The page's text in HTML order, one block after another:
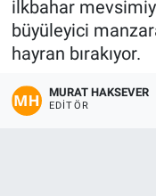
ilkbahar
büyüleyici
hayran bırakıyor.
MURAT HAKSEVER
EDITÖR
Kültür-Sanat
Magazin